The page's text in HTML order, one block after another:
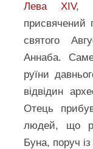
Лева XIV,
присвячений
святого
Аннаба. Саме
руїни
відвідин
Отець
людей, що
Буна, поруч